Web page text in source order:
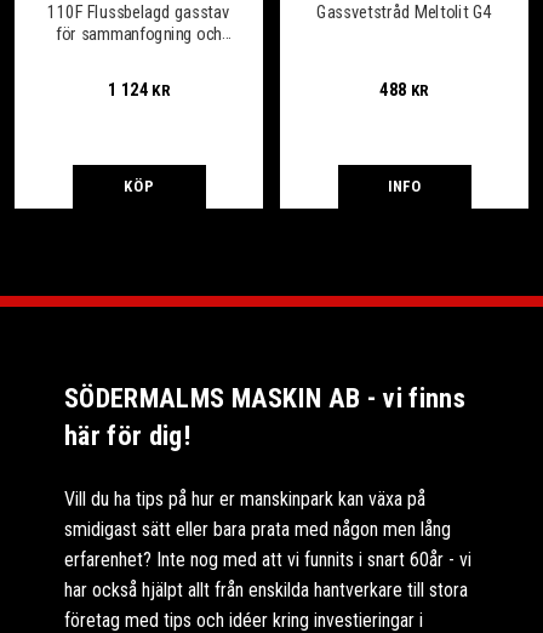
110F Flussbelagd gasstav
för sammanfogning och
1 124KR
KÖP
Gassvetstråd Meltolit G4
488 KR
INFO
SÖDERMALMS MASKIN AB - vi finns
här för dig!
Vill du ha tips på hur er manskinpark kan växa på
smidigast sätt eller bara prata med någon men lång
erfarenhet? Inte nog med att vi funnits i snart 60år - vi
har också hjälpt allt från enskilda hantverkare till stora
företag med tips och idéer kring investieringar i